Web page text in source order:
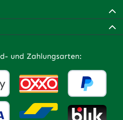
und Zahlungsarten: